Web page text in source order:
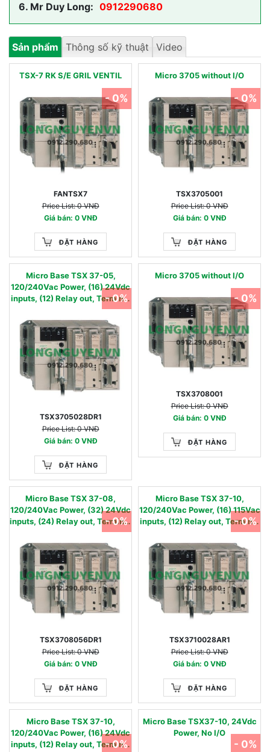
6. Mr Duy Long: 0912290680
Sản phẩm Thông số kỹ thuật Video
TSX-7 RK S/E GRIL VENTIL
FANTSX7
Price List: 0 VNĐ
Giá bán: 0 VNĐ
ĐẶT HÀNG
- 0%
Micro 3705 without I/O
TSX3705001
Price List: 0 VNĐ
Giá bán: 0 VNĐ
ĐẶT HÀNG
- 0%
Micro Base TSX 37-05,
120/240Vac Power, (16) 24Vdc
inputs, (12) Relay out, Terminal
TSX3705028DR1
Price List: 0 VNĐ
Giá bán: 0 VNĐ
ĐẶT HÀNG
- 0%
Micro 3705 without I/O
TSX3708001
Price List: 0 VNĐ
Giá bán: 0 VNĐ
ĐẶT HÀNG
- 0%
Micro Base TSX 37-08,
120/240Vac Power, (32) 24Vdc
inputs, (24) Relay out, Terminal
TSX3708056DR1
Price List: 0 VNĐ
Giá bán: 0 VNĐ
ĐẶT HÀNG
- 0%
Micro Base TSX 37-10,
120/240Vac Power, (16) 115Vac
inputs, (12) Relay out, Terminal
TSX3710028AR1
Price List: 0 VNĐ
Giá bán: 0 VNĐ
ĐẶT HÀNG
- 0%
Micro Base TSX 37-10,
120/240Vac Power, (16) 24Vdc
inputs, (12) Relay out, Terminal
- 0%
Micro Base TSX37-10, 24Vdc
Power, No I/O
- 0%